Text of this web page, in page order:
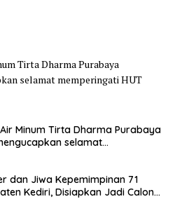
Minum Tirta Dharma Purabaya
selamat
dan Jiwa Kepemimpinan 71
Kediri, Disiapkan Jadi Calon